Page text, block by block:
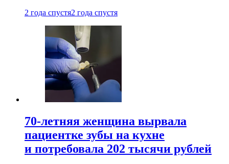
2 года спустя2 года спустя
70-летняя женщина вырвала
пациентке зубы на кухне
и потребовала 202 тысячи рублей